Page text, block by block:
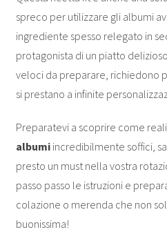
spreco per utilizzare gli albumi
ingrediente spesso relegato in
protagonista di un piatto
veloci da preparare, richiedono
si prestano a infinite
Preparatevi a scoprire come
albumi incredibilmente soffici,
presto un must nella vostra
passo passo le istruzioni e
colazione o merenda che non
buonissima!